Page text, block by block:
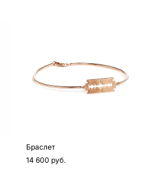
Браслет
14 600 pуб.